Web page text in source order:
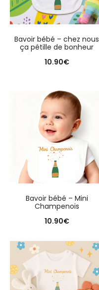
Bavoir bébé – chez nous
ça pétille de bonheur
10.90€
Bavoir bébé – Mini
Champenois
10.90€